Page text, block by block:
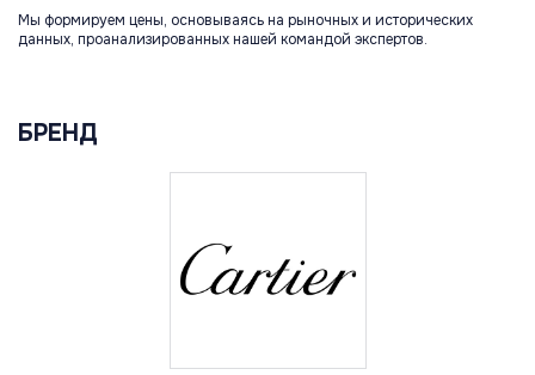
Мы формируем цены, основываясь на рыночных и исторических
данных, проанализированных нашей командой экспертов.
БРЕНД